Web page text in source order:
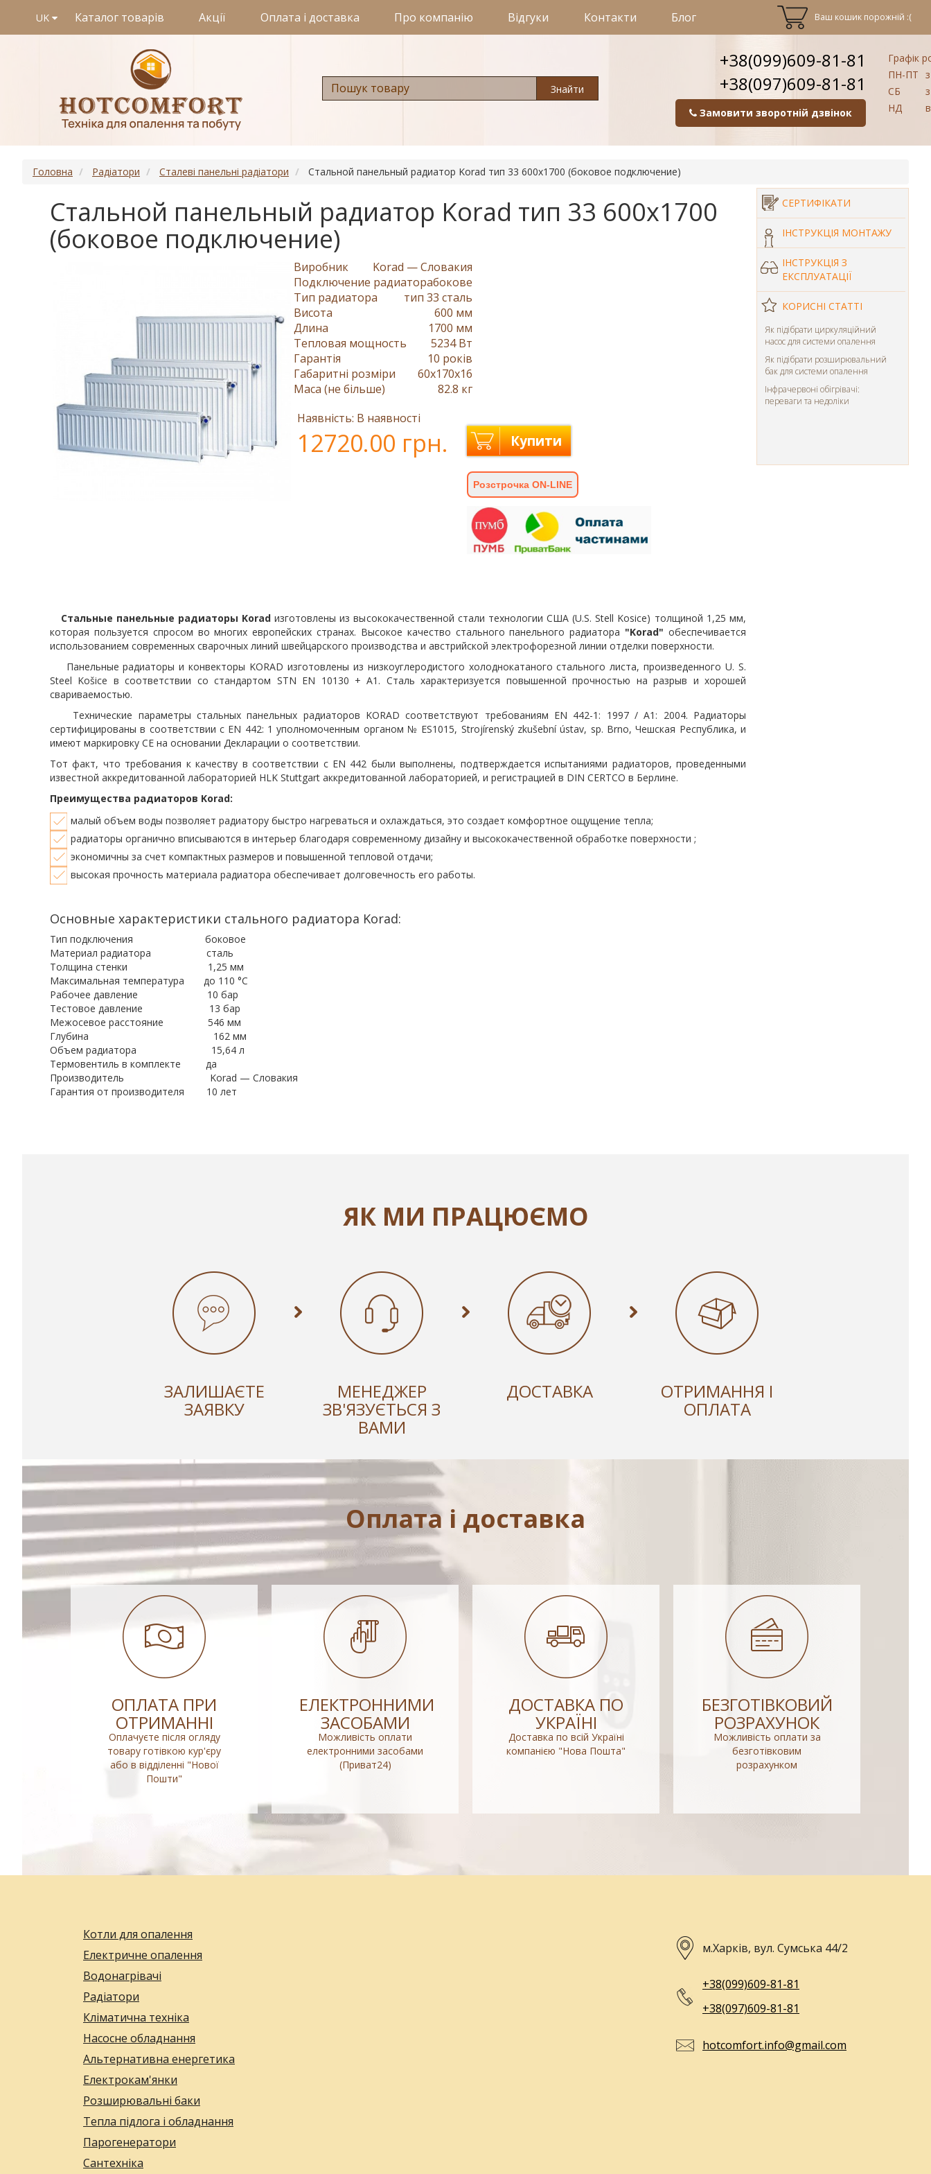
UK Каталог товарів Акції Оплата і доставка Про компанію Відгуки Контакти Блог Ваш кошик порожній :(
Знайти
+38(099)609-81-81
+38(097)609-81-81
Замовити зворотній дзвінок
Графік
ПН-ПТ
СБ
НД
Головна Радіатори Сталеві панельні радіатори Стальной панельный радиатор Korad тип 33 600х1700 (боковое подключение)
Стальной панельный радиатор Korad тип 33 600х1700
(боковое подключение)
Виробник
Korad — Словакия
Подключение радиаторабокове
Тип радиатора
тип 33 сталь
Висота
600 мм
Длина
1700 мм
Тепловая мощность
5234 Вт
Гарантія
10 років
Габаритні розміри
60x170x16
Маса (не більше)
82.8 кг
Наявність: В наявності
12720.00 грн. Купити
Розстрочка ON-LINE
СЕРТИФІКАТИ
ІНСТРУКЦІЯ МОНТАЖУ
ІНСТРУКЦІЯ З
ЕКСПЛУАТАЦІЇ
КОРИСНІ СТАТТІ
Як підібрати циркуляційний
насос для системи опалення
Як підібрати розширювальний
бак для системи опалення
Інфрачервоні обігрівачі:
переваги та недоліки
Стальные панельные радиаторы Korad изготовлены из высококачественной стали технологии США (U.S. Stell Kosice) толщиной 1,25 мм,
которая пользуется спросом во многих европейских странах. Высокое качество стального панельного радиатора "Korad" обеспечивается
использованием современных сварочных линий швейцарского производства и австрийской электрофорезной линии отделки поверхности.
Панельные радиаторы и конвекторы KORAD изготовлены из низкоуглеродистого холоднокатаного стального листа, произведенного U. S.
Steel Košice в соответствии со стандартом STN EN 10130 + A1. Сталь характеризуется повышенной прочностью на разрыв и хорошей
свариваемостью.
Технические параметры стальных панельных радиаторов KORAD соответствуют требованиям EN 442-1: 1997 / A1: 2004. Радиаторы
сертифицированы в соответствии с EN 442: 1 уполномоченным органом № ES1015, Strojírenský zkušební ústav, sp. Brno, Чешская Республика, и
имеют маркировку CE на основании Декларации о соответствии.
Тот факт, что требования к качеству в соответствии с EN 442 были выполнены, подтверждается испытаниями радиаторов, проведенными
известной аккредитованной лабораторией HLK Stuttgart аккредитованной лабораторией, и регистрацией в DIN CERTCO в Берлине.
Преимущества радиаторов Korad:
малый объем воды позволяет радиатору быстро нагреваться и охлаждаться, это создает комфортное ощущение тепла;
радиаторы органично вписываются в интерьер благодаря современному дизайну и высококачественной обработке поверхности ;
экономичны за счет компактных размеров и повышенной тепловой отдачи;
высокая прочность материала радиатора обеспечивает долговечность его работы.
Основные характеристики стального радиатора Korad:
Тип подключения боковое
Материал радиатора сталь
Толщина стенки 1,25 мм
Максимальная температура до 110 °С
Рабочее давление 10 бар
Тестовое давление 13 бар
Межосевое расстояние 546 мм
Глубина 162 мм
Объем радиатора 15,64 л
Термовентиль в комплекте да
Производитель Korad — Словакия
Гарантия от производителя 10 лет
ЯК МИ ПРАЦЮЄМО
ЗАЛИШАЄТЕ
ЗАЯВКУ
МЕНЕДЖЕР
ЗВ'ЯЗУЄТЬСЯ З
ВАМИ
ДОСТАВКА ОТРИМАННЯ І
ОПЛАТА
Оплата і доставка
ОПЛАТА ПРИ
ОТРИМАННІ
Оплачуєте після огляду
товару готівкою кур'єру
або в відділенні "Нової
Пошти"
ЕЛЕКТРОННИМИ
ЗАСОБАМИ
Можливість оплати
електронними засобами
(Приват24)
ДОСТАВКА ПО
УКРАЇНІ
Доставка по всій Україні
компанією "Нова Пошта"
БЕЗГОТІВКОВИЙ
РОЗРАХУНОК
Можливість оплати за
безготівковим
розрахунком
Котли для опалення
Електричне опалення
Водонагрівачі
Радіатори
Кліматична техніка
Насосне обладнання
Альтернативна енергетика
Електрокам'янки
Розширювальні баки
Тепла підлога і обладнання
Парогенератори
Сантехніка
м.Харків, вул. Сумська 44/2
+38(099)609-81-81
+38(097)609-81-81
hotcomfort.info@gmail.com